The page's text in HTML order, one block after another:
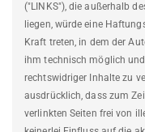
("LINKS"), die außerhalb
liegen, würde eine
Kraft treten, in dem der
ihm technisch möglich
rechtswidriger Inhalte zu
ausdrücklich, dass zum
verlinkten Seiten frei von